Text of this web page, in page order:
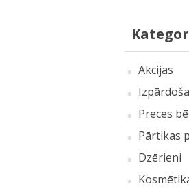
Akcijas
Preces
Pārtikas
Dzērieni